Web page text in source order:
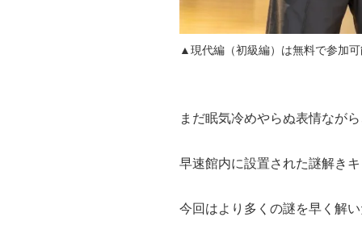
▲現代編（初級編）は無料で参加
まだ眠気冷めやらぬ表情なが
早速館内に設置された謎解き
今回はより多くの謎を早く解